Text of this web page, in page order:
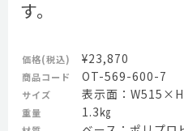
す。
価格(税込) ¥23,870
商品コード OT-569-600-7
サイズ 表示面：
重量 1.3㎏